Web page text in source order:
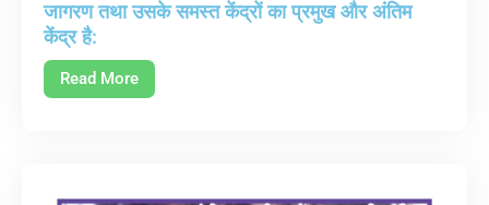
जागरण तथा उसके समस्त केंद्रों का प्रमुख और अंतिम
केंद्र है:
Read More